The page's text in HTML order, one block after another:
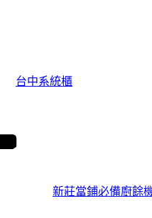
台中系統櫃
新莊當鋪必備廚餘